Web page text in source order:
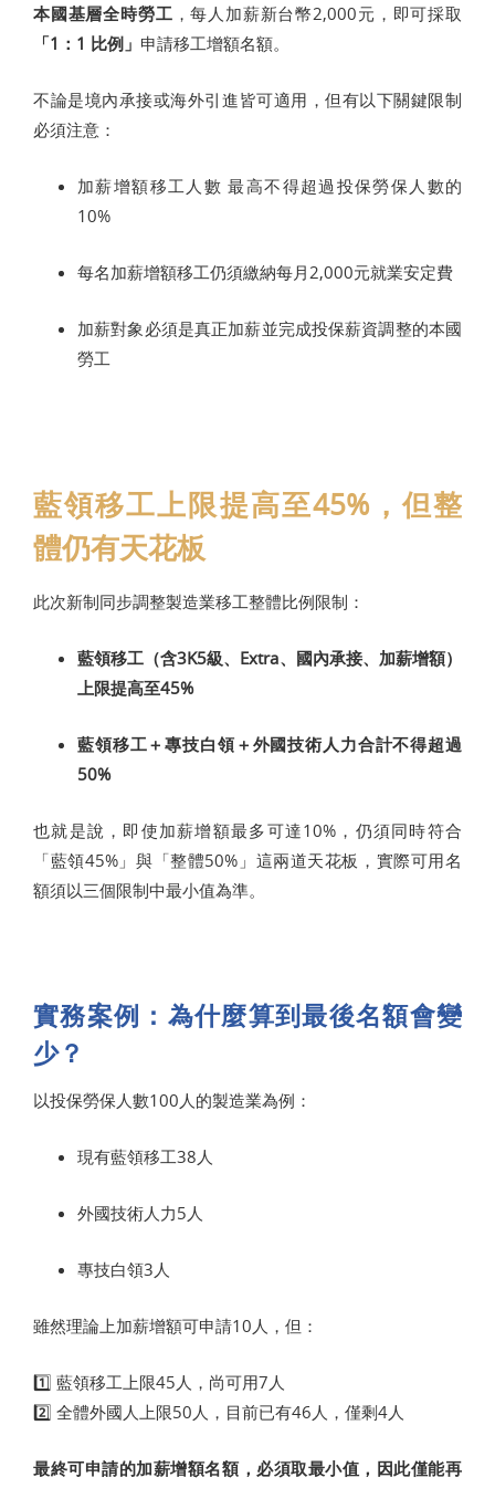
本國基層全時勞工 ，每人加薪新台幣2,000元，即可採取
「1：1 比例」 申請移工增額名額。
不論是境內承接或海外引進皆可適用，但有以下關鍵限制
必須注意：
加薪增額移工人數 最高不得超過投保勞保人數的
10%
每名加薪增額移工仍須繳納每月2,000元就業安定費
加薪對象必須是真正加薪並完成投保薪資調整的本國
勞工
藍領移工上限提高至45%，但整
體仍有天花板
此次新制同步調整製造業移工整體比例限制：
藍領移工（含3K5級、Extra、國內承接、加薪增額）
上限提高至45%
藍領移工＋專技白領＋外國技術人力合計不得超過
50%
也就是說，即使加薪增額最多可達10%，仍須同時符合
「藍領45%」與「整體50%」這兩道天花板，實際可用名
額須以三個限制中最小值為準。
實務案例：為什麼算到最後名額會變
少？
以投保勞保人數100人的製造業為例：
現有藍領移工38人
外國技術人力5人
專技白領3人
雖然理論上加薪增額可申請10人，但：
1️⃣ 藍領移工上限45人，尚可用7人
2️⃣ 全體外國人上限50人，目前已有46人，僅剩4人
最終可申請的加薪增額名額，必須取最小值，因此僅能再